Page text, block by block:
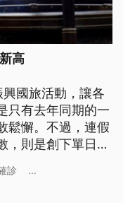
高
國旅活動，讓各
只有去年同期的一
鬆懈。不過，連假
，則是創下單日新
溫，26日是日本4
診 ...